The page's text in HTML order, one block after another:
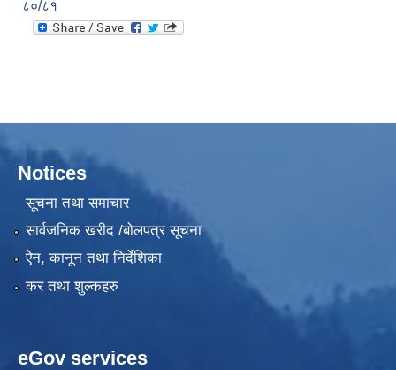
८०/८१
Notices
सूचना तथा समाचार
सार्वजनिक खरीद /बोलपत्र सूचना
ऐन, कानून तथा निर्देशिका
कर तथा शुल्कहरु
eGov services